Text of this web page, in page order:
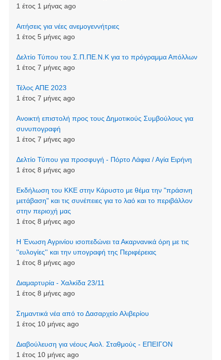
1 έτος 1 μήνας ago
Αιτήσεις για νέες ανεμογεννήτριες
1 έτος 5 μήνες ago
Δελτίο Τύπου του Σ.Π.ΠΕ.Ν.Κ για το πρόγραμμα Απόλλων
1 έτος 7 μήνες ago
Τέλος ΑΠΕ 2023
1 έτος 7 μήνες ago
Ανοικτή επιστολή προς τους Δημοτικούς Συμβούλους για
συνυπογραφή
1 έτος 7 μήνες ago
Δελτίο Τύπου για προσφυγή - Πόρτο Λάφια / Αγία Ειρήνη
1 έτος 8 μήνες ago
Εκδήλωση του ΚΚΕ στην Κάρυστο με θέμα την "πράσινη
μετάβαση" και τις συνέπειες για το λαό και το περιβάλλον
στην περιοχή μας
1 έτος 8 μήνες ago
Η Ένωση Αγρινίου ισοπεδώνει τα Ακαρνανικά όρη με τις
''ευλογίες'' και την υπογραφή της Περιφέρειας
1 έτος 8 μήνες ago
Διαμαρτυρία - Χαλκίδα 23/11
1 έτος 8 μήνες ago
Σημαντικά νέα από το Δασαρχείο Αλιβερίου
1 έτος 10 μήνες ago
Διαβούλευση για νέους Αιολ. Σταθμούς - ΕΠΕΙΓΟΝ
1 έτος 10 μήνες ago